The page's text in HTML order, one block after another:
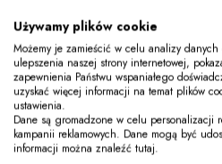
Ostatnia najniższa cena: 215,94PLN
Cena początkowa: 359,90PLN
OPIS
TABELA
ROZMIARÓW
SKŁAD I
PIELĘGNACJA
ATELIER
to minimalistyczny, elegancki
Używamy plików cookie
Możemy je zamieścić w celu analizy
ulepszenia naszej strony internetowej,
zapewnienia Państwu wspaniałego
uzyskać więcej informacji na temat plików
ustawienia.
Dane są gromadzone w celu personalizacji
kampanii reklamowych. Dane mogą być
informacji można znaleźć tutaj.